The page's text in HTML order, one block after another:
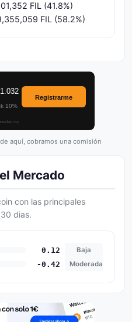
FIL (41.8%)
FIL (58.2%)
aquí, cobramos una comisión
Mercado
con las principales
dias.
0.12 Baja
-0.42 Moderada